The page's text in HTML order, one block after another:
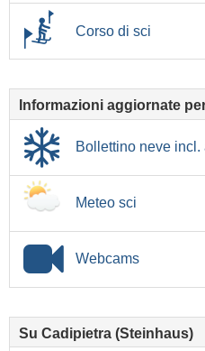
Corso di sci
Informazioni aggiornate
Bollettino neve incl.
Meteo sci
Webcams
Su Cadipietra (Steinhaus)